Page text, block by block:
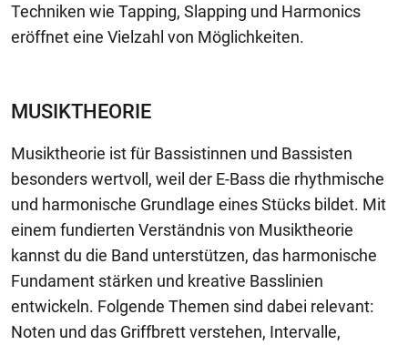
Techniken wie Tapping, Slapping und Harmonics
eröffnet eine Vielzahl von Möglichkeiten.
MUSIKTHEORIE
Musiktheorie ist für Bassistinnen und Bassisten
besonders wertvoll, weil der E-Bass die rhythmische
und harmonische Grundlage eines Stücks bildet. Mit
einem fundierten Verständnis von Musiktheorie
kannst du die Band unterstützen, das harmonische
Fundament stärken und kreative Basslinien
entwickeln. Folgende Themen sind dabei relevant:
Noten und das Griffbrett verstehen, Intervalle,